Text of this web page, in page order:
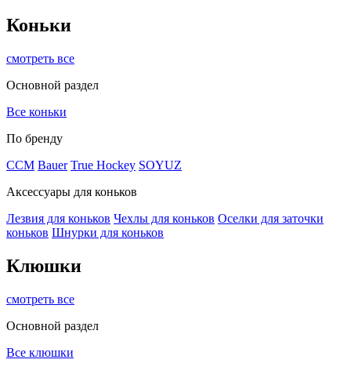
Коньки
смотреть все
Основной раздел
Все коньки
По бренду
ССМ Bauer True Hockey SOYUZ
Аксессуары для коньков
Лезвия для коньков Чехлы для коньков Оселки для заточки
коньков Шнурки для коньков
Клюшки
смотреть все
Основной раздел
Все клюшки